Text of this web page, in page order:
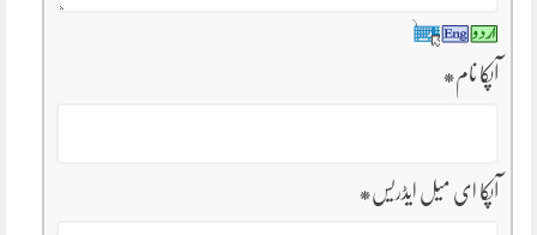
آپکا نام*
آپکا ای میل ایڈریس*